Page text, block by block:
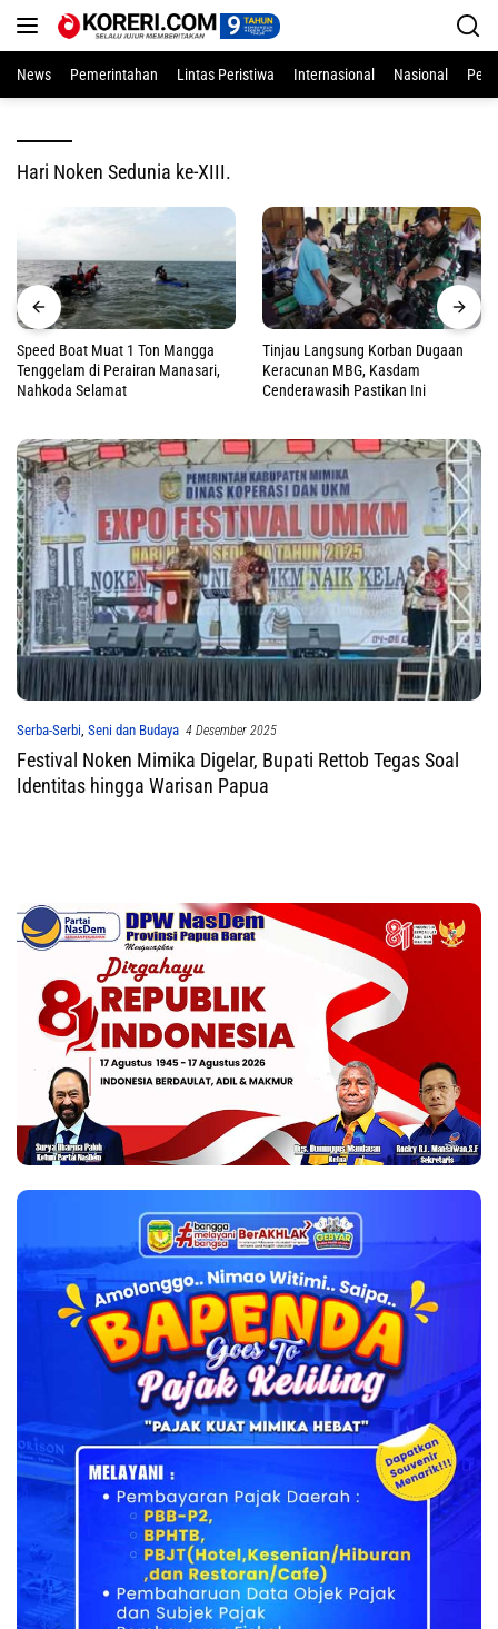
News
Pemerintahan Lintas Peristiwa Internasional Nasional
Hari Noken Sedunia ke-XIII.
Speed Boat Muat 1 Ton Mangga
Tenggelam di Perairan Manasari,
Nahkoda Selamat
Tinjau Langsung Korban Dugaan
Keracunan MBG, Kasdam
Cenderawasih Pastikan Ini
Serba-Serbi, Seni dan Budaya 4 Desember 2025
Festival Noken Mimika Digelar, Bupati Rettob Tegas Soal
Identitas hingga Warisan Papua